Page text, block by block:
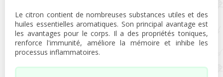
Le citron contient de nombreuses substances utiles et des
huiles essentielles aromatiques. Son principal avantage est
les avantages pour le corps. Il a des propriétés toniques,
renforce l'immunité, améliore la mémoire et inhibe les
processus inflammatoires.